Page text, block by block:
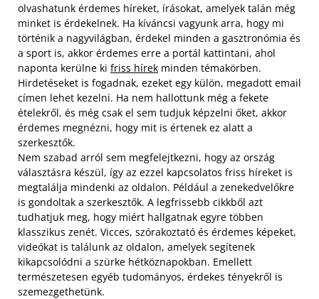
olvashatunk érdemes híreket, írásokat, amelyek talán még
minket is érdekelnek. Ha kíváncsi vagyunk arra, hogy mi
történik a nagyvilágban, érdekel minden a gasztronómia és
a sport is, akkor érdemes erre a portál kattintani, ahol
naponta kerülne ki friss hírek minden témakörben.
Hirdetéseket is fogadnak, ezeket egy külön, megadott email
címen lehet kezelni. Ha nem hallottunk még a fekete
ételekről, és még csak el sem tudjuk képzelni őket, akkor
érdemes megnézni, hogy mit is értenek ez alatt a
szerkesztők.
Nem szabad arról sem megfelejtkezni, hogy az ország
választásra készül, így az ezzel kapcsolatos friss híreket is
megtalálja mindenki az oldalon. Például a zenekedvelőkre
is gondoltak a szerkesztők. A legfrissebb cikkből azt
tudhatjuk meg, hogy miért hallgatnak egyre többen
klasszikus zenét. Vicces, szórakoztató és érdemes képeket,
videókat is találunk az oldalon, amelyek segítenek
kikapcsolódni a szürke hétköznapokban. Emellett
természetesen egyéb tudományos, érdekes tényekről is
szemezgethetünk.